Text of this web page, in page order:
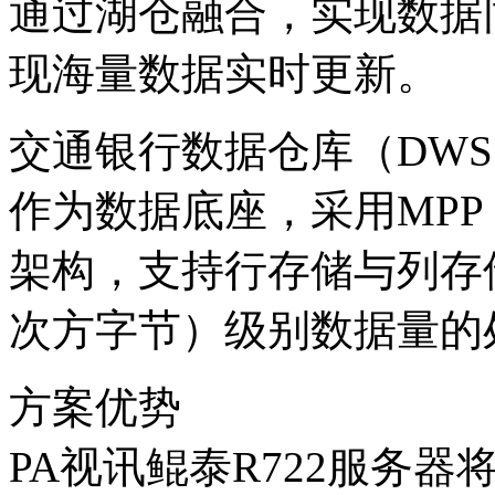
通过湖仓融合，实现数
现海量数据实时更新。
交通银行数据仓库（
作为数据底座，采用
架构，支持行存储与列存
次方字节）级别数据量
方案优势
PA视讯鲲泰R722服务器